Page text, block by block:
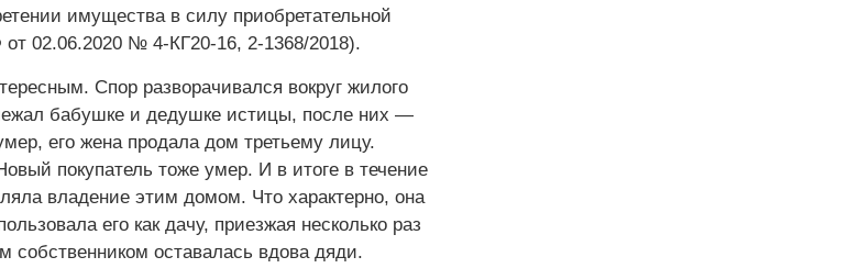
имущества в силу приобретательной
02.06.2020 № 4-КГ20-16, 2-1368/2018).
Спор разворачивался вокруг жилого
бабушке и дедушке истицы, после них —
его жена продала дом третьему лицу.
покупатель тоже умер. И в итоге в течение
владение этим домом. Что характерно, она
его как дачу, приезжая несколько раз
собственником оставалась вдова дяди.